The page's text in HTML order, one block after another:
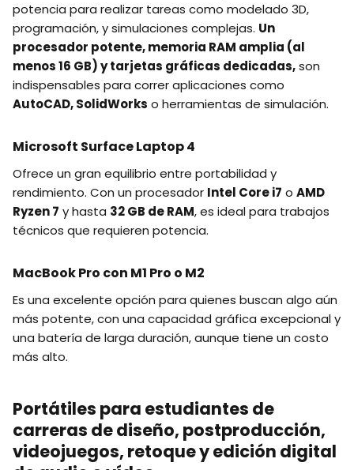
potencia para realizar tareas como modelado 3D,
programación, y simulaciones complejas. Un
procesador potente, memoria RAM amplia (al
menos 16 GB) y tarjetas gráficas dedicadas,son
indispensables para correr aplicaciones como
AutoCAD, SolidWorks o herramientas de simulación.
Microsoft Surface Laptop 4
Ofrece un gran equilibrio entre portabilidad y
rendimiento. Con un procesador Intel Core i7 o AMD
Ryzen 7 y hasta 32 GB de RAM, es ideal para trabajos
técnicos que requieren potencia.
MacBook Pro con M1 Pro o M2
Es una excelente opción para quienes buscan algo aún
más potente, con una capacidad gráfica excepcional y
una batería de larga duración, aunque tiene un costo
más alto.
Portátiles para estudiantes de
carreras de diseño, postproducción,
videojuegos, retoque y edición digital